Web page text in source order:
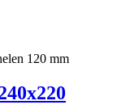
120 mm